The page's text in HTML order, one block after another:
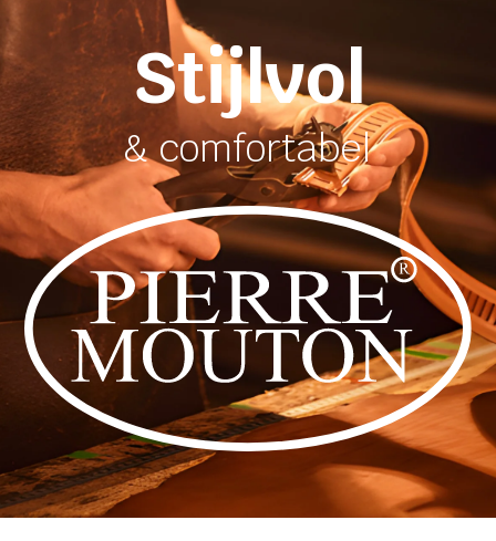
Stijlvol
& comfortabel